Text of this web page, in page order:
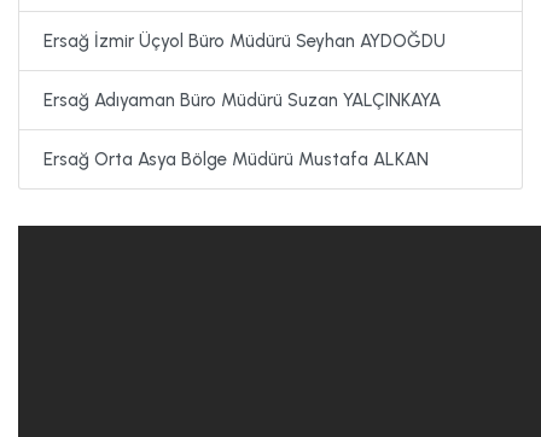
Ersağ İzmir Üçyol Büro Müdürü Seyhan AYDOĞDU
Ersağ Adıyaman Büro Müdürü Suzan YALÇINKAYA
Ersağ Orta Asya Bölge Müdürü Mustafa ALKAN